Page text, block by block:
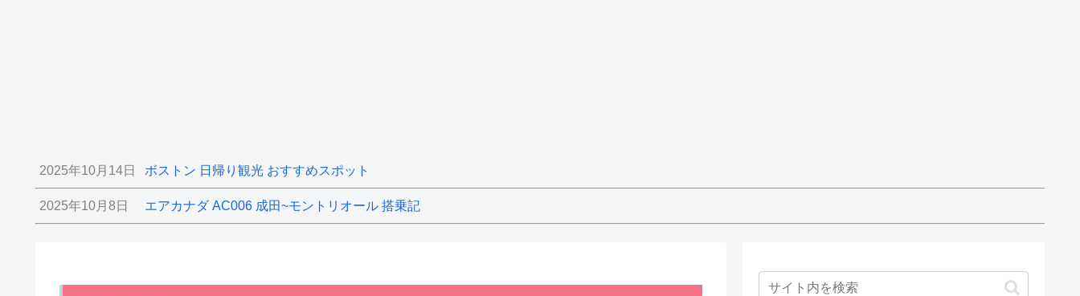
2025年10月14日 ボストン 日帰り観光 おすすめスポット
2025年10月8日 エアカナダ AC006 成田~モントリオール 搭乗記